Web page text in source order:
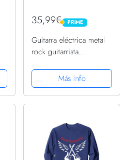
35,99€ PRIME
PRIME
Guitarra eléctrica metal
rock guitarrista
SudaderaMás Info